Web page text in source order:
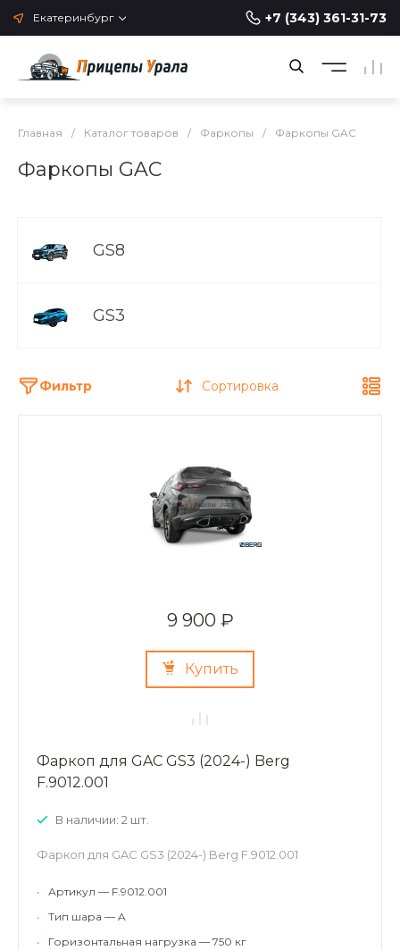
Екатеринбург +7 (343) 361-31-73
Главная / Каталог товаров / Фаркопы / Фаркопы GAC
Фаркопы GAC
GS8
GS3
Фильтр Сортировка
9 900 ₽
Купить
Фаркоп для GAC GS3 (2024-) Berg
F.9012.001
В наличии: 2 шт.
Фаркоп для GAC GS3 (2024-) Berg F.9012.001
•
Артикул — F.9012.001
•
Тип шара — A
•
Горизонтальная нагрузка — 750 кг